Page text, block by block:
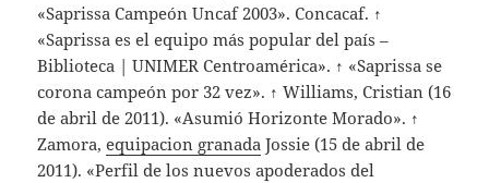
«Saprissa Campeón Uncaf 2003». Concacaf. ↑
«Saprissa es el equipo más popular del país –
Biblioteca | UNIMER Centroamérica». ↑ «Saprissa se
corona campeón por 32 vez». ↑ Williams, Cristian (16
de abril de 2011). «Asumió Horizonte Morado». ↑
Zamora,equipacion granada Jossie (15 de abril de
2011). «Perfil de los nuevos apoderados del